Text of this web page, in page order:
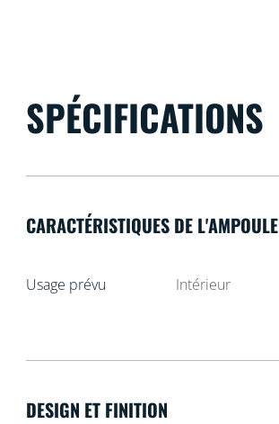
SPÉCIFICATIONS
CARACTÉRISTIQUES DE L'AMPOULE
Usage prévu Intérieur
DESIGN ET FINITION